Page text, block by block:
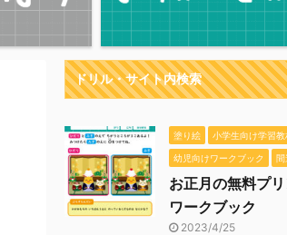
ドリル・サイト内検索
塗り絵 小学生向け学習教
幼児向けワークブック 間
お正月の無料プリ
ワークブック
2023/4/25